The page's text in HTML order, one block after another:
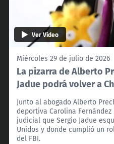
Ver Video
Miércoles 29 de julio de 2026
La pizarra de Alberto
Jadue podrá volver a
Junto al abogado Alberto
deportiva Carolina
judicial que Sergio Jadue
Unidos y donde cumplió un
del FBI.